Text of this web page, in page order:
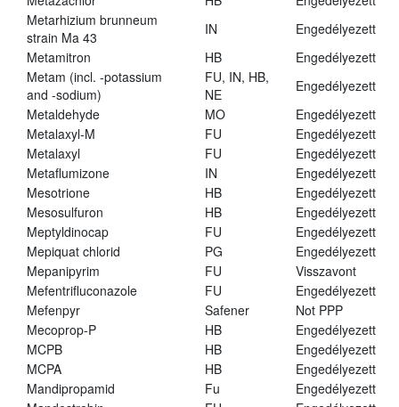
Metarhizium brunneum
strain Ma 43
IN
Engedélyezett
Metamitron
HB
Engedélyezett
Metam (incl. -potassium
and -sodium)
FU, IN, HB,
NE
Engedélyezett
Metaldehyde
MO
Engedélyezett
Metalaxyl-M
FU
Engedélyezett
Metalaxyl
FU
Engedélyezett
Metaflumizone
IN
Engedélyezett
Mesotrione
HB
Engedélyezett
Mesosulfuron
HB
Engedélyezett
Meptyldinocap
FU
Engedélyezett
Mepiquat chlorid
PG
Engedélyezett
Mepanipyrim
FU
Visszavont
Mefentrifluconazole
FU
Engedélyezett
Mefenpyr
Safener
Not PPP
Mecoprop-P
HB
Engedélyezett
MCPB
HB
Engedélyezett
MCPA
HB
Engedélyezett
Mandipropamid
Fu
Engedélyezett